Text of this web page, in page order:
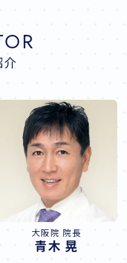
介
大阪院 院長
青木 晃